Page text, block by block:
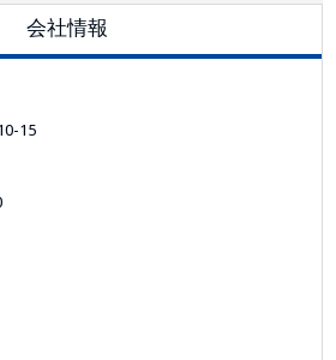
会社情報
15